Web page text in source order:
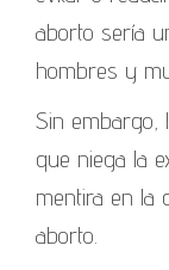
aborto sería
hombres y
Sin embargo,
que niega la
mentira en la
aborto.